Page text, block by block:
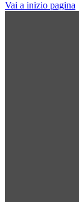
Vai a inizio pagina